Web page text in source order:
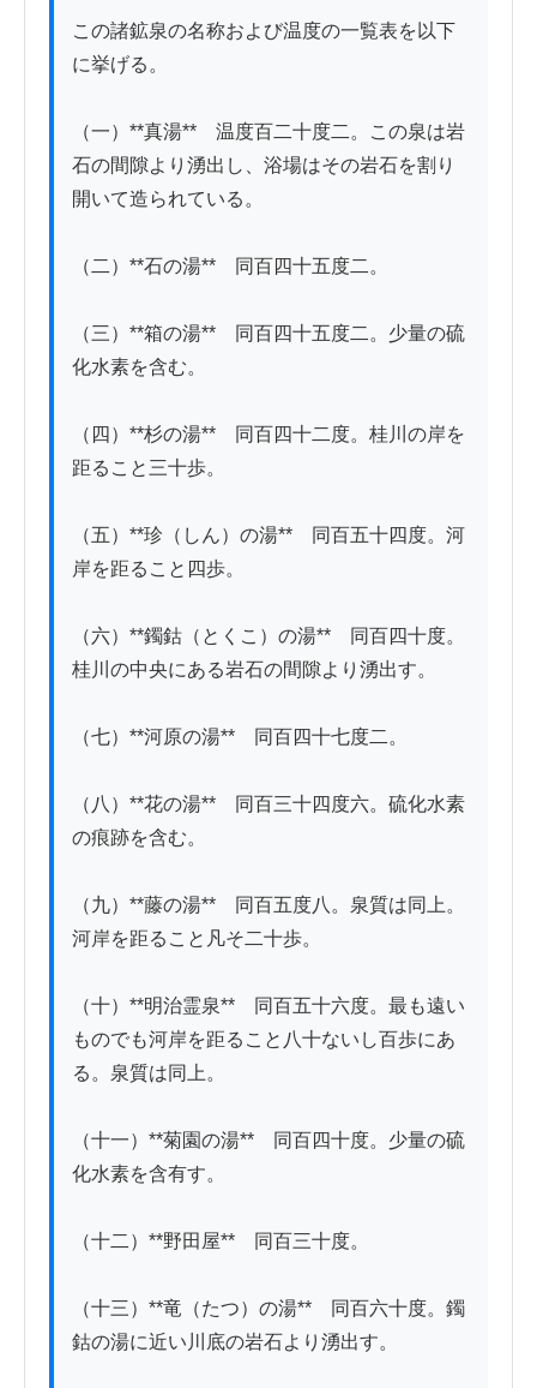
この諸鉱泉の名称および温度の一覧表を以下
に挙げる。
（一）**真湯**　温度百二十度二。この泉は岩
石の間隙より湧出し、浴場はその岩石を割り
開いて造られている。
（二）**石の湯**　同百四十五度二。
（三）**箱の湯**　同百四十五度二。少量の硫
化水素を含む。
（四）**杉の湯**　同百四十二度。桂川の岸を
距ること三十歩。
（五）**珍（しん）の湯**　同百五十四度。河
岸を距ること四歩。
（六）**鐲鈷（とくこ）の湯**　同百四十度。
桂川の中央にある岩石の間隙より湧出す。
（七）**河原の湯**　同百四十七度二。
（八）**花の湯**　同百三十四度六。硫化水素
の痕跡を含む。
（九）**藤の湯**　同百五度八。泉質は同上。
河岸を距ること凡そ二十歩。
（十）**明治霊泉**　同百五十六度。最も遠い
ものでも河岸を距ること八十ないし百歩にあ
る。泉質は同上。
（十一）**菊園の湯**　同百四十度。少量の硫
化水素を含有す。
（十二）**野田屋**　同百三十度。
（十三）**竜（たつ）の湯**　同百六十度。鐲
鈷の湯に近い川底の岩石より湧出す。